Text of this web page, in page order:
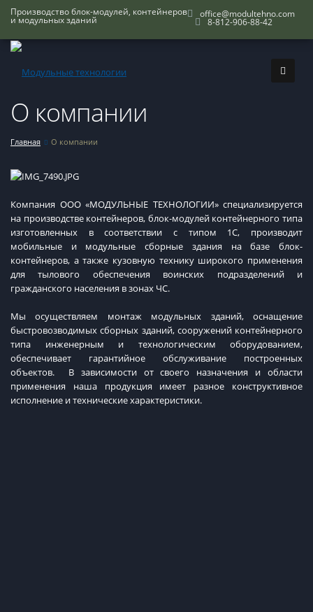
Производство блок-модулей, контейнеров
и модульных зданий
office@modultehno.com
8-812-906-88-42
О компании
Главная О компании
Компания ООО «МОДУЛЬНЫЕ ТЕХНОЛОГИИ» специализируется
на производстве контейнеров, блок-модулей контейнерного типа
изготовленных в соответствии с типом 1С, производит
мобильные и модульные сборные здания на базе блок-
контейнеров, а также кузовную технику широкого применения
для тылового обеспечения воинских подразделений и
гражданского населения в зонах ЧС.
Мы осуществляем монтаж модульных зданий, оснащение
быстровозводимых сборных зданий, сооружений контейнерного
типа инженерным и технологическим оборудованием,
обеспечивает гарантийное обслуживание построенных
объектов. В зависимости от своего назначения и области
применения наша продукция имеет разное конструктивное
исполнение и технические характеристики.